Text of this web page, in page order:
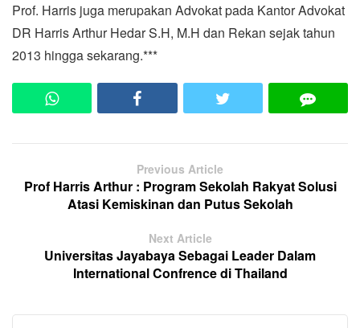
Prof. Harris juga merupakan Advokat pada Kantor Advokat
DR Harris Arthur Hedar S.H, M.H dan Rekan sejak tahun
2013 hingga sekarang.***
Previous Article
Prof Harris Arthur : Program Sekolah Rakyat Solusi
Atasi Kemiskinan dan Putus Sekolah
Next Article
Universitas Jayabaya Sebagai Leader Dalam
International Confrence di Thailand